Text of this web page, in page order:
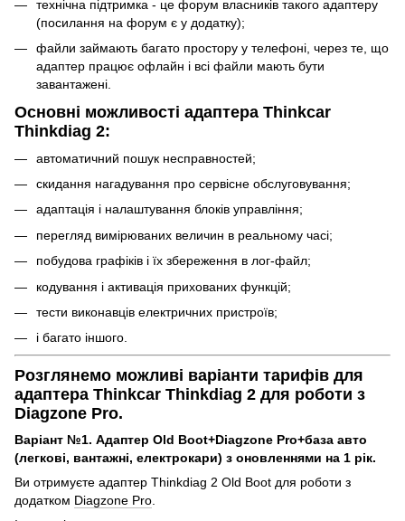
технічна підтримка - це форум власників такого адаптеру
(посилання на форум є у додатку);
файли займають багато простору у телефоні, через те, що
адаптер працює офлайн і всі файли мають бути
завантажені.
Основні можливості адаптера Thinkcar
Thinkdiag 2:
автоматичний пошук несправностей;
скидання нагадування про сервісне обслуговування;
адаптація і налаштування блоків управління;
перегляд вимірюваних величин в реальному часі;
побудова графіків і їх збереження в лог-файл;
кодування і активація прихованих функцій;
тести виконавців електричних пристроїв;
і багато іншого.
Розглянемо можливі варіанти тарифів для
адаптера Thinkcar Thinkdiag 2 для роботи з
Diagzone Pro.
Варіант №1. Адаптер Old Boot+Diagzone Pro+база авто
(легкові, вантажні, електрокари) з оновленнями на 1 рік.
Ви отримуєте адаптер Thinkdiag 2 Old Boot для роботи з
додатком Diagzone Pro.